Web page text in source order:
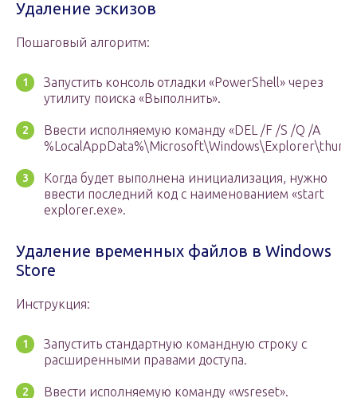
Удаление эскизов
Пошаговый алгоритм:
Запустить консоль отладки «PowerShell» через
утилиту поиска «Выполнить».
Ввести исполняемую команду «DEL /F /S /Q /A
Когда будет выполнена инициализация, нужно
ввести последний код с наименованием «start
explorer.exe».
Удаление временных файлов в Windows
Store
Инструкция:
Запустить стандартную командную строку с
расширенными правами доступа.
Ввести исполняемую команду «wsreset».